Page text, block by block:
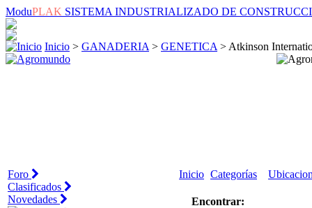
ModuPLAK SISTEMA INDUSTRIALIZADO DE
Inicio > GANADERIA > GENETICA > Atkinson
Foro
Clasificados
Novedades
Inicio Categorías
Encontrar: